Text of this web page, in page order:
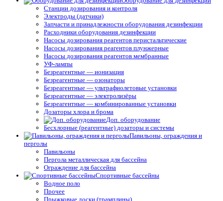
Станции дозирования и контроля
Электроды (датчики)
Запчасти и принадлежности оборудования дезинфекции
Расходники оборудования дезинфекции
Насосы дозирования реагентов перистальтические
Насосы дозирования реагентов плунжерные
Насосы дозирования реагентов мембранные
УФ-лампы
Безреагентные — ионизация
Безреагентные — озонаторы
Безреагентные — ультрафиолетовые установки
Безреагентные — электролизёры
Безреагентные — комбинированные установки
Дозаторы хлора и брома
Доп. оборудование
Бесхлорные (реагентные) дозаторы и системы
Павильоны, ограждения и
перголы
Павильоны
Пергола металлическая для бассейна
Ограждение для бассейна
Спортивные бассейны
Водное поло
Прочее
Прыжковые доски (трамплины)